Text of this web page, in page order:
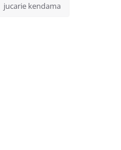
jucarie kendama